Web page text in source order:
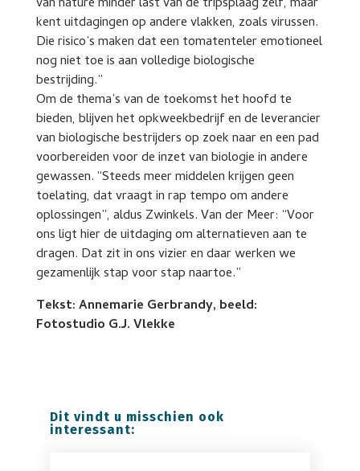
kent uitdagingen op andere vlakken, zoals virussen.
Die risico’s maken dat een tomatenteler emotioneel
nog niet toe is aan volledige biologische
bestrijding.”
Om de thema’s van de toekomst het hoofd te
bieden, blijven het opkweekbedrijf en de leverancier
van biologische bestrijders op zoek naar en een pad
voorbereiden voor de inzet van biologie in andere
gewassen. “Steeds meer middelen krijgen geen
toelating, dat vraagt in rap tempo om andere
oplossingen”, aldus Zwinkels. Van der Meer: “Voor
ons ligt hier de uitdaging om alternatieven aan te
dragen. Dat zit in ons vizier en daar werken we
gezamenlijk stap voor stap naartoe.”
Tekst: Annemarie Gerbrandy, beeld:
Fotostudio G.J. Vlekke
Dit vindt u misschien ook
interessant: